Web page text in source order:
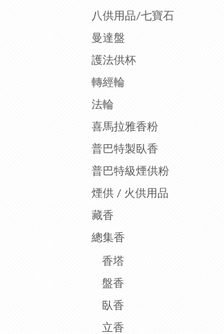
八供用品/七寶石
曼達盤
護法供杯
轉經輪
法輪
喜馬拉雅香粉
普巴特製臥香
普巴特級煙供粉
煙供 / 火供用品
藏香
總集香
香塔
盤香
臥香
立香